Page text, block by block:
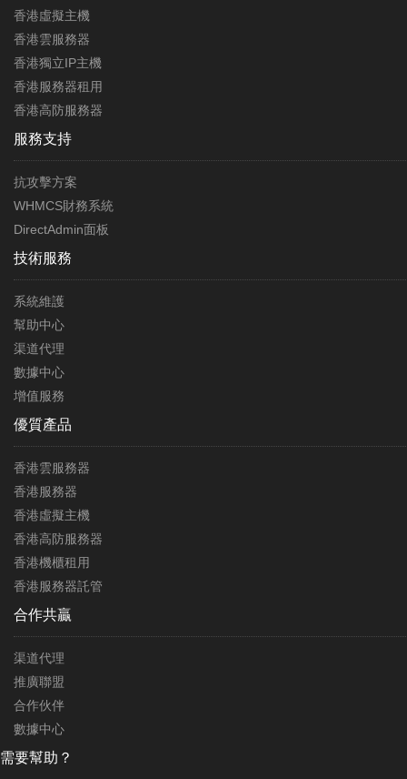
香港虛擬主機
香港雲服務器
香港獨立IP主機
香港服務器租用
香港高防服務器
服務支持
抗攻擊方案
WHMCS財務系統
DirectAdmin面板
技術服務
系統維護
幫助中心
渠道代理
數據中心
增值服務
優質產品
香港雲服務器
香港服務器
香港虛擬主機
香港高防服務器
香港機櫃租用
香港服務器託管
合作共贏
渠道代理
推廣聯盟
合作伙伴
數據中心
需要幫助？